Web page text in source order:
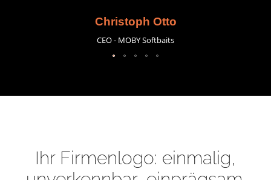
Christoph Otto
CEO - MOBY Softbaits
Ihr Firmenlogo: einmalig,